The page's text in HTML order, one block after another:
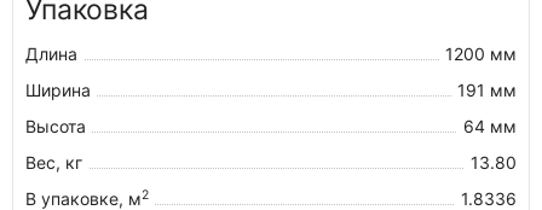
Упаковка
Длина
1200 мм
Ширина
191 мм
Высота
64 мм
Вес, кг
13.80
В упаковке, м2
1.8336